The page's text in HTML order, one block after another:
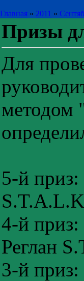
Главная » 2011 »
Призы
Для
методом
5-й
4-й
Реглан
3-й